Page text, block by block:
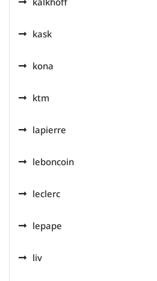
kask
kona
ktm
lapierre
leboncoin
leclerc
lepape
liv